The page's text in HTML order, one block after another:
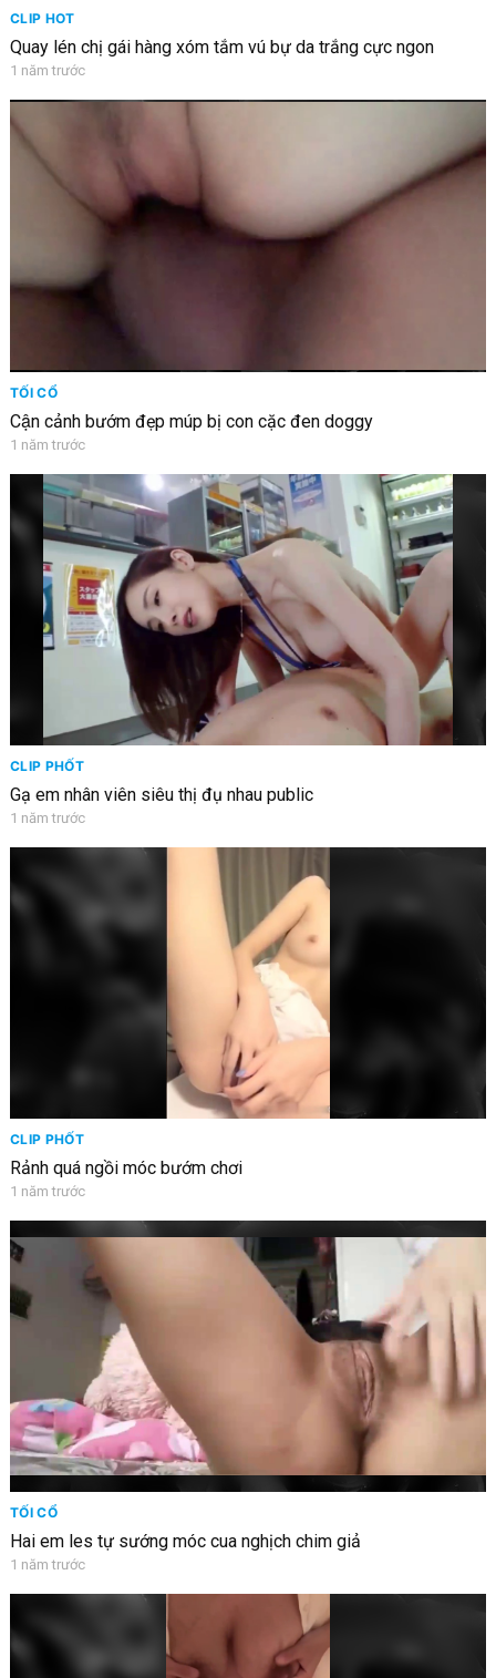
CLIP HOT
Quay lén chị gái hàng xóm tắm vú bự da trắng cực ngon
1 năm trước
TỐI CỔ
Cận cảnh bướm đẹp múp bị con cặc đen doggy
1 năm trước
CLIP PHỐT
Gạ em nhân viên siêu thị đụ nhau public
1 năm trước
CLIP PHỐT
Rảnh quá ngồi móc bướm chơi
1 năm trước
TỐI CỔ
Hai em les tự sướng móc cua nghịch chim giả
1 năm trước